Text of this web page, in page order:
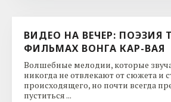
ВИДЕО НА ВЕЧЕР: ПОЭЗИЯ
ФИЛЬМАХ ВОНГА КАР-ВАЯ
Волшебные мелодии, которые
никогда не отвлекают от сюжета и
происходящего, но почти всегда
пуститься ...